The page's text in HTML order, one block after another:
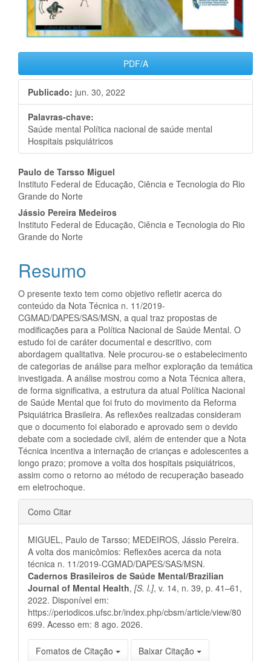
PDF/A
Publicado: jun. 30, 2022
Palavras-chave:
Saúde mental Política nacional de saúde mental
Hospitais psiquiátricos
Conteúdo
do
artigo
principal
Paulo de Tarsso Miguel
Instituto Federal de Educação, Ciência e Tecnologia do Rio
Grande do Norte
Jássio Pereira Medeiros
Instituto Federal de Educação, Ciência e Tecnologia do Rio
Grande do Norte
Resumo
O presente texto tem como objetivo refletir acerca do
conteúdo da Nota Técnica n. 11/2019-
CGMAD/DAPES/SAS/MSN, a qual traz propostas de
modificações para a Política Nacional de Saúde Mental. O
estudo foi de caráter documental e descritivo, com
abordagem qualitativa. Nele procurou-se o estabelecimento
de categorias de análise para melhor exploração da temática
investigada. A análise mostrou como a Nota Técnica altera,
de forma significativa, a estrutura da atual Política Nacional
de Saúde Mental que foi fruto do movimento da Reforma
Psiquiátrica Brasileira. As reflexões realizadas consideram
que o documento foi elaborado e aprovado sem o devido
debate com a sociedade civil, além de entender que a Nota
Técnica incentiva a internação de crianças e adolescentes a
longo prazo; promove a volta dos hospitais psiquiátricos,
assim como o retorno ao método de recuperação baseado
em eletrochoque.
Detalhes
do
artigo
Como Citar
MIGUEL, Paulo de Tarsso; MEDEIROS, Jássio Pereira.
A volta dos manicômios: Reflexões acerca da nota
técnica n. 11/2019-CGMAD/DAPES/SAS/MSN.
Cadernos Brasileiros de Saúde Mental/Brazilian
Journal of Mental Health, [S. l.], v. 14, n. 39, p. 41–61,
2022. Disponível em:
https://periodicos.ufsc.br/index.php/cbsm/article/view/80
699. Acesso em: 8 ago. 2026.
Fomatos de Citação Baixar Citação